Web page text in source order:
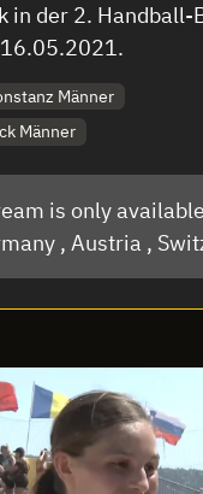
in der 2. Handball-
Männer
Männer
is only
, Austria ,